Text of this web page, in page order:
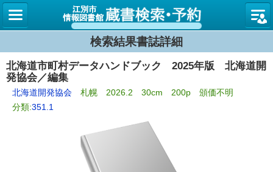
図書館
検索結果書誌詳細
北海道市町村データハンドブック 2025年版 北海道開
発協会／編集
北海道開発協会 札幌 2026.2 30cm 200p 頒価不明
分類:351.1